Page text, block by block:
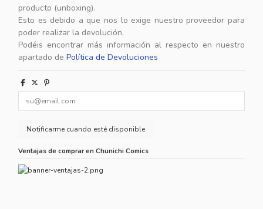
producto (unboxing).
Esto es debido a que nos lo exige nuestro proveedor para
poder realizar la devolución.
Podéis encontrar más información al respecto en nuestro
apartado de Política de Devoluciones
Ventajas de comprar en Chunichi Comics